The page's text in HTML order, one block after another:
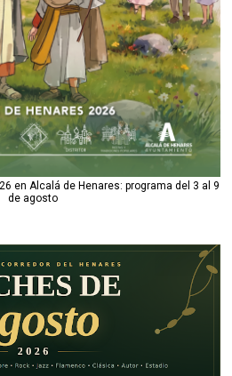
en Alcalá de Henares: programa del 3 al 9
de agosto